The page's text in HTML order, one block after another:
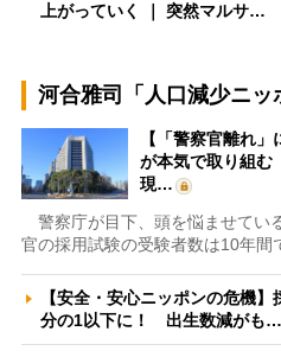
上がっていく ｜ 突然マルサ…
河合雅司「人口減少ニッ
【「警察官離れ
が本気で取り組
現…
警察庁が目下、頭を悩ませてい
官の採用試験の受験者数は10年
【安全・安心ニッポンの危機
分の1以下に！ 出生数減がも…